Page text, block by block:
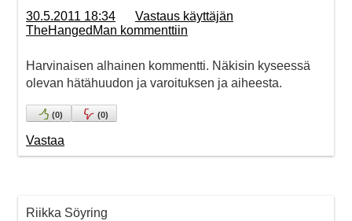
30.5.2011 18:34
Vastaus käyttäjän
TheHangedMan kommenttiin
Harvinaisen alhainen kommentti. Näkisin kyseessä
olevan hätähuudon ja varoituksen ja aiheesta.
(0) (0)
Vastaa
Riikka Söyring